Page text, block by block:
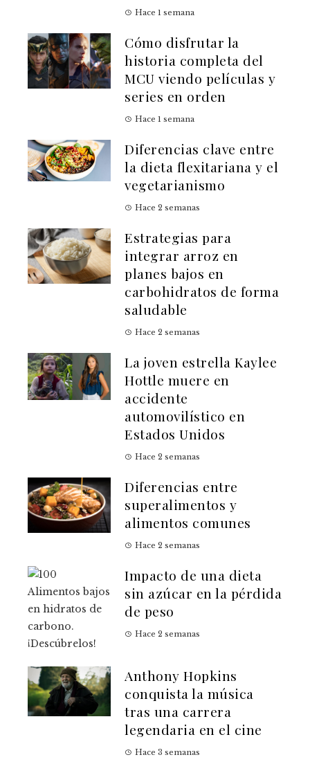
Hace 1 semana
Cómo disfrutar la
historia completa del
MCU viendo películas y
series en orden
Hace 1 semana
Diferencias clave entre
la dieta flexitariana y el
vegetarianismo
Hace 2 semanas
Estrategias para
integrar arroz en
planes bajos en
carbohidratos de forma
saludable
Hace 2 semanas
La joven estrella Kaylee
Hottle muere en
accidente
automovilístico en
Estados Unidos
Hace 2 semanas
Diferencias entre
superalimentos y
alimentos comunes
Hace 2 semanas
Impacto de una dieta
sin azúcar en la pérdida
de peso
Hace 2 semanas
Anthony Hopkins
conquista la música
tras una carrera
legendaria en el cine
Hace 3 semanas